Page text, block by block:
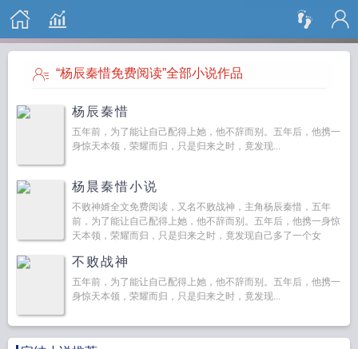
搜 索
“杨辰秦惜免费阅读”全部小说作品
杨辰秦惜
五年前，为了能让自己配得上她，他不辞而别。五年后，他携一
身惊天本领，荣耀而归，只是归来之时，竟发现...
杨晨秦惜小说
不败神婿全文免费阅读，又名不败战神，主角杨辰秦惜，五年
前，为了能让自己配得上她，他不辞而别。五年后，他携一身惊
天本领，荣耀而归，只是归来之时，竟发现自己多了一个女
不败战神
五年前，为了能让自己配得上她，他不辞而别。五年后，他携一
身惊天本领，荣耀而归，只是归来之时，竟发现...